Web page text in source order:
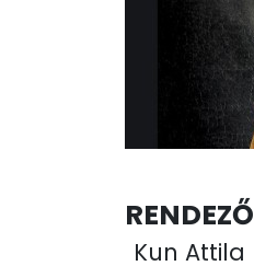
RENDEZŐ
Kun Attila